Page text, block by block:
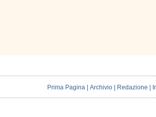
Prima Pagina |Archivio Redazione